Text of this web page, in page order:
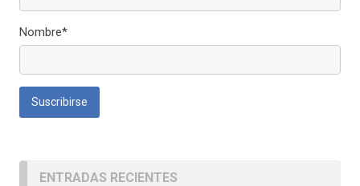
Nombre*
ENTRADAS RECIENTES